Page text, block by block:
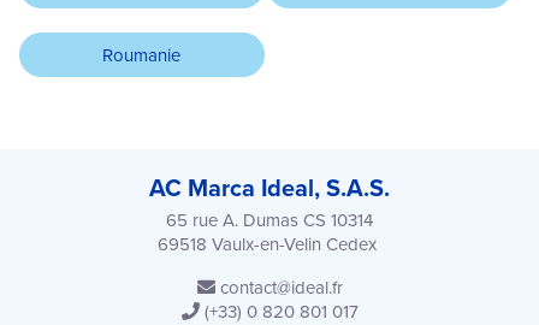
Roumanie
AC Marca Ideal, S.A.S.
65 rue A. Dumas CS 10314
69518 Vaulx-en-Velin Cedex
contact@ideal.fr
(+33) 0 820 801 017